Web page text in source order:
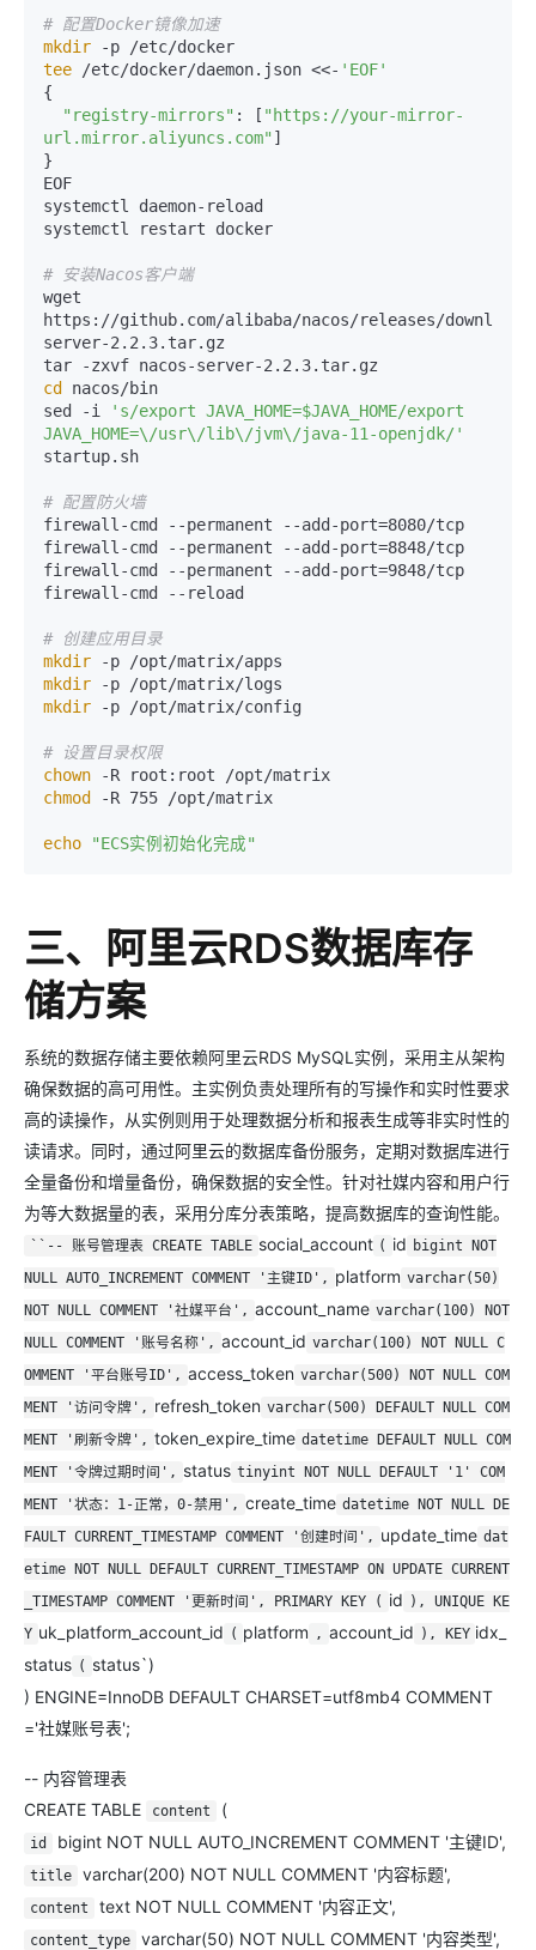
# 配置Docker镜像加速
mkdir
tee /etc/docker/daemon.json <<- 'EOF'
{
"registry-mirrors" : [ "https://your-mirror-
url.mirror.aliyuncs.com" ]
}
EOF
systemctl daemon-reload
systemctl restart docker
# 安装Nacos客户端
wget
https://github.com/alibaba/nacos/releases/
server-2.2.3.tar.gz
cd
nacos/bin
sed -i
's/export JAVA_HOME=$JAVA_HOME/export
JAVA_HOME=\/usr\/lib\/jvm\/java-11-openjdk/'
startup.sh
# 配置防火墙
firewall-cmd --permanent --add-port=8080/tcp
firewall-cmd --permanent --add-port=8848/tcp
firewall-cmd --permanent --add-port=9848/tcp
firewall-cmd --reload
# 创建应用目录
mkdir
mkdir
mkdir -p /opt/matrix/config
# 设置目录权限
chown
chmod
-R 755 /opt/matrix
echo "ECS实例初始化完成"
三、阿里云RDS数据库存
储方案
系统的数据存储主要依赖阿里云RDS MySQL实例，采用主从架构
确保数据的高可用性。主实例负责处理所有的写操作和实时性要求
高的读操作，从实例则用于处理数据分析和报表生成等非实时性的
读请求。同时，通过阿里云的数据库备份服务，定期对数据库进行
全量备份和增量备份，确保数据的安全性。针对社媒内容和用户行
为等大数据量的表，采用分库分表策略，提高数据库的查询性能。
``-- 账号管理表 CREATE TABLE social_account ( id bigint NOT
NULL AUTO_INCREMENT COMMENT '主键ID', platform varchar(50)
NOT NULL COMMENT '社媒平台', account_name varchar(100) NOT
NULL COMMENT '账号名称', account_id varchar(100) NOT NULL C
OMMENT '平台账号ID', access_token varchar(500) NOT NULL COM
MENT '访问令牌', refresh_token varchar(500) DEFAULT NULL COM
MENT '刷新令牌', token_expire_time datetime DEFAULT NULL COM
MENT '令牌过期时间', status tinyint NOT NULL DEFAULT '1' COM
MENT '状态：1-正常，0-禁用', create_time datetime NOT NULL DE
FAULT CURRENT_TIMESTAMP COMMENT '创建时间', update_time dat
etime NOT NULL DEFAULT CURRENT_TIMESTAMP ON UPDATE CURRENT
_TIMESTAMP COMMENT '更新时间', PRIMARY KEY ( id ), UNIQUE KE
Y uk_platform_account_id ( platform , account_id ), KEY idx_
status ( status`)
) ENGINE=InnoDB DEFAULT CHARSET=utf8mb4 COMMENT
='社媒账号表';
-- 内容管理表
CREATE TABLE
content (
id bigint NOT NULL AUTO_INCREMENT COMMENT '主键ID',
title varchar(200) NOT NULL COMMENT '内容标题',
content text NOT NULL COMMENT '内容正文',
content_type varchar(50) NOT NULL COMMENT '内容类型',